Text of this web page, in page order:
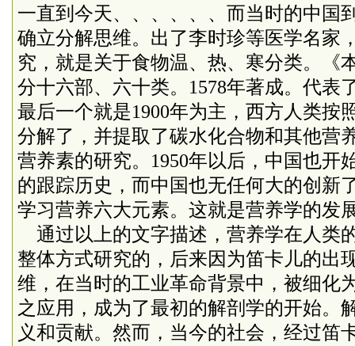
一直到今天、、、、、、而当时的中国
确立分解思维。出了李时珍等医学名家
究，就是关于食物温、热、寒分类。《
分十六部、六十类。 1578年著成。代表
最后一个就是1900年为主，西方人类按
分解了，并提取了碳水化合物和其他营
营养素的研究。 1950年以后，中国也开
的跟踪历史，而中国也无任何大的创新
学习营养六大元素。这就是营养学的发
通过以上的文字描述，营养学在人类
整体方式研究的，后来因为笛卡儿的出
维，在当时的工业革命背景中，被细化
之应用，成为了最初的解剖学的开始。
义和贡献。然而，当今的社会，经过笛